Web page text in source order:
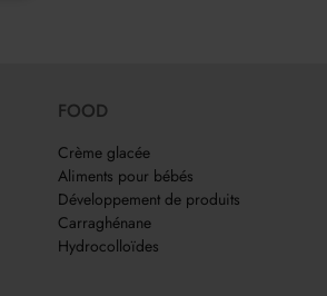
FOOD
Crème glacée
Aliments pour bébés
Développement de produits
Carraghénane
Hydrocolloïdes